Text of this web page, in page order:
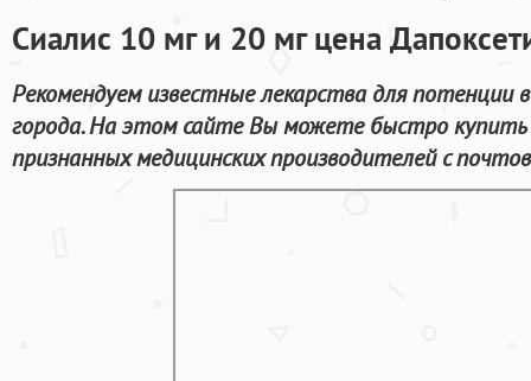
Сиалис 10 мг и 20 мг цена
Рекомендуем известные лекарства для
города. На этом сайте Вы можете быстро
признанных медицинских производителей с